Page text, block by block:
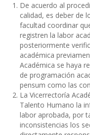
De acuerdo al
calidad, es deber de
facultad coordinar
registren la labor
posteriormente
académica
Académica se haya
de programación
pensum como las
La Vicerrectoría
Talento Humano la
labor aprobada, por
inconsistencias los